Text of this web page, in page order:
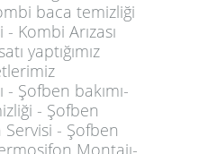
baca temizliği
Kombi Arızası
yaptığımız
- Şofben bakımı-
- Şofben
Servisi - Şofben
Montajı-